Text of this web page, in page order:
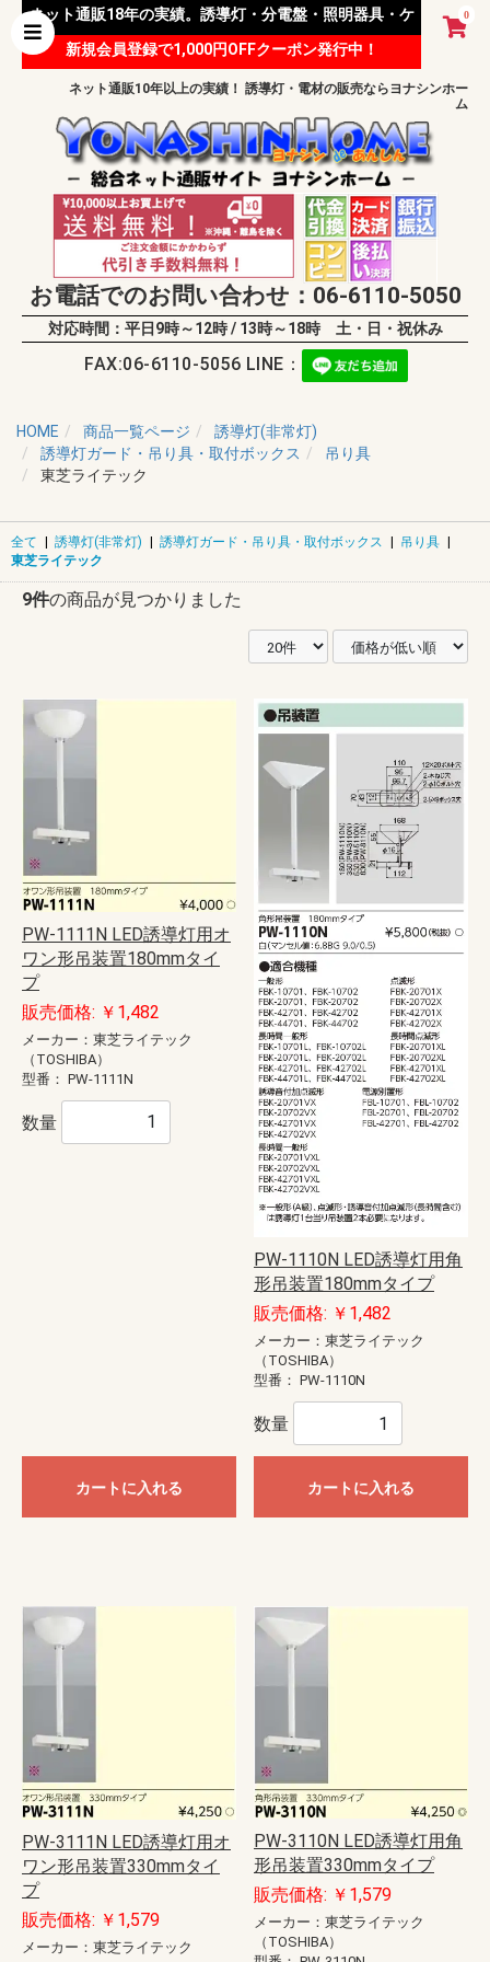
0
ネット通販18年の実績。誘導灯・分電盤・照明器具・ケ
ーブル等 様々な資材を取り扱っています。
新規会員登録で1,000円OFFクーポン発行中！
ネット通販10年以上の実績！ 誘導灯・電材の販売ならヨナシンホー
ム
お電話でのお問い合わせ：06-6110-5050
対応時間：平日9時～12時 / 13時～18時 土・日・祝休み
FAX:06-6110-5056 LINE：
HOME 商品一覧ページ
誘導灯(非常灯)
誘導灯ガード・吊り具・取付ボックス
吊り具
東芝ライテック
全て | 誘導灯(非常灯) | 誘導灯ガード・吊り具・取付ボックス | 吊り具 |
東芝ライテック
9件の商品が見つかりました
PW-1111N LED誘導灯用オ
ワン形吊装置180mmタイ
プ
販売価格: ￥1,482
メーカー：東芝ライテック
（TOSHIBA）
型番： PW-1111N
数量
カートに入れる
PW-1110N LED誘導灯用角
形吊装置180mmタイプ
販売価格: ￥1,482
メーカー：東芝ライテック
（TOSHIBA）
型番： PW-1110N
数量
カートに入れる
PW-3111N LED誘導灯用オ
ワン形吊装置330mmタイ
プ
販売価格: ￥1,579
メーカー：東芝ライテック
PW-3110N LED誘導灯用角
形吊装置330mmタイプ
販売価格: ￥1,579
メーカー：東芝ライテック
（TOSHIBA）